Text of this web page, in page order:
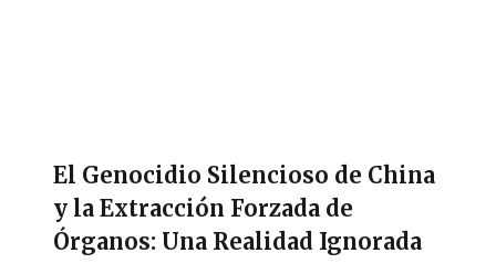
El Genocidio Silencioso de China
y la Extracción Forzada de
Órganos: Una Realidad Ignorada